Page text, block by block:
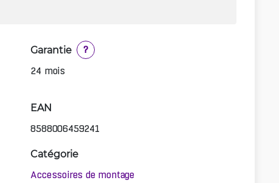
Garantie
?
24 mois
EAN
8588006459241
Catégorie
Accessoires de montage